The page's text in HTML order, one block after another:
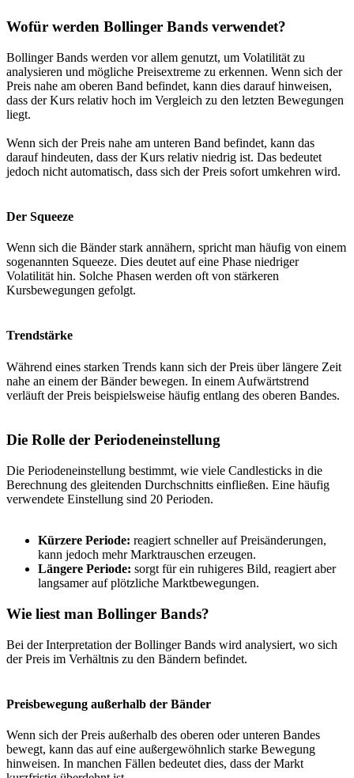
Wofür werden Bollinger Bands verwendet?
Bollinger Bands werden vor allem genutzt, um Volatilität zu
analysieren und mögliche Preisextreme zu erkennen. Wenn sich der
Preis nahe am oberen Band befindet, kann dies darauf hinweisen,
dass der Kurs relativ hoch im Vergleich zu den letzten Bewegungen
liegt.
Wenn sich der Preis nahe am unteren Band befindet, kann das
darauf hindeuten, dass der Kurs relativ niedrig ist. Das bedeutet
jedoch nicht automatisch, dass sich der Preis sofort umkehren wird.
Der Squeeze
Wenn sich die Bänder stark annähern, spricht man häufig von einem
sogenannten Squeeze. Dies deutet auf eine Phase niedriger
Volatilität hin. Solche Phasen werden oft von stärkeren
Kursbewegungen gefolgt.
Trendstärke
Während eines starken Trends kann sich der Preis über längere Zeit
nahe an einem der Bänder bewegen. In einem Aufwärtstrend
verläuft der Preis beispielsweise häufig entlang des oberen Bandes.
Die Rolle der Periodeneinstellung
Die Periodeneinstellung bestimmt, wie viele Candlesticks in die
Berechnung des gleitenden Durchschnitts einfließen. Eine häufig
verwendete Einstellung sind 20 Perioden.
Kürzere Periode: reagiert schneller auf Preisänderungen,
kann jedoch mehr Marktrauschen erzeugen.
Längere Periode: sorgt für ein ruhigeres Bild, reagiert aber
langsamer auf plötzliche Marktbewegungen.
Wie liest man Bollinger Bands?
Bei der Interpretation der Bollinger Bands wird analysiert, wo sich
der Preis im Verhältnis zu den Bändern befindet.
Preisbewegung außerhalb der Bänder
Wenn sich der Preis außerhalb des oberen oder unteren Bandes
bewegt, kann das auf eine außergewöhnlich starke Bewegung
hinweisen. In manchen Fällen bedeutet dies, dass der Markt